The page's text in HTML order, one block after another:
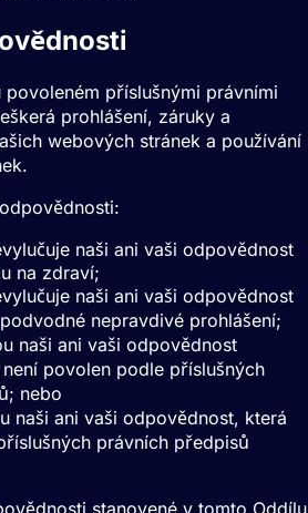
příslušnými právními
prohlášení, záruky a
webových stránek a používání
naši ani vaši odpovědnost
na zdraví;
naši ani vaši odpovědnost
nepravdivé prohlášení;
naši ani vaši odpovědnost
povolen podle příslušných
nebo
naši ani vaši odpovědnost, která
právních předpisů